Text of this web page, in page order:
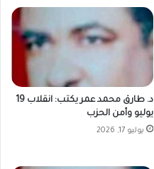
د. طارق محمد عمر يكتب: انقلاب 19
يوليو وأمن الحزب
يوليو 17, 2026